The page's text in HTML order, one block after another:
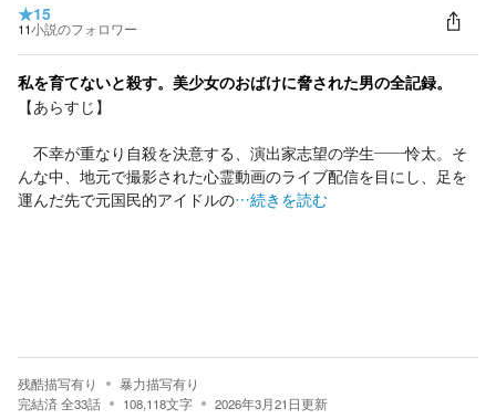
★15
11小説のフォロワー
私を育てないと殺す。美少女のおばけに脅された男の全記録。
【あらすじ】
不幸が重なり自殺を決意する、演出家志望の学生――怜太。そ
んな中、地元で撮影された心霊動画のライブ配信を目にし、足を
運んだ先で元国民的アイドルの…続きを読む
残酷描写有り
暴力描写有り
完結済全33話 108,118文字 2026年3月21日更新